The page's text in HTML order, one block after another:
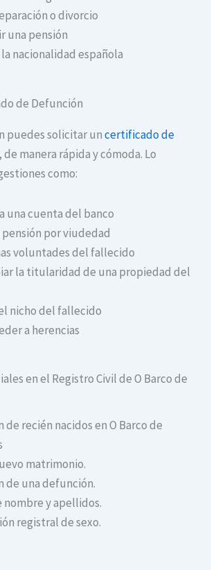
o divorcio
una pensión
nacionalidad española
de Defunción
puedes solicitar uncertificado de
, de manera rápida y cómoda. Lo
como:
una cuenta del banco
por viudedad
voluntades del fallecido
la titularidad de una propiedad del
nicho del fallecido
a herencias
en el Registro Civil de O Barco de
de recién nacidos en O Barco de
matrimonio.
de una defunción.
nombre y apellidos.
registral de sexo.